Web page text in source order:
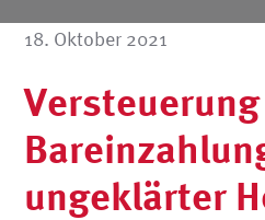
18. Oktober 2021
ungeklärter